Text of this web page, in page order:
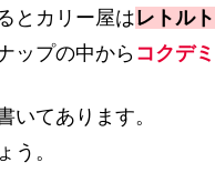
とカリー屋はレトル
ップの中から コクデ
いてあります。
う。